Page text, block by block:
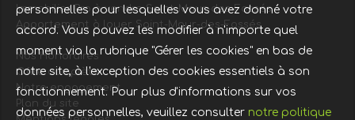
Immobilier Pro à vendre Saint-Maur-des-Fossés
Appartement à louer Saint-Maur-des-Fossés
Nos Honoraires
Offre complète
Notre engagement
Plan du site
personnelles pour lesquelles vous avez donné votre
accord. Vous pouvez les modifier à n'importe quel
moment via la rubrique "Gérer les cookies" en bas de
notre site, à l'exception des cookies essentiels à son
fonctionnement. Pour plus d'informations sur vos
données personnelles, veuillez consulter notre politique